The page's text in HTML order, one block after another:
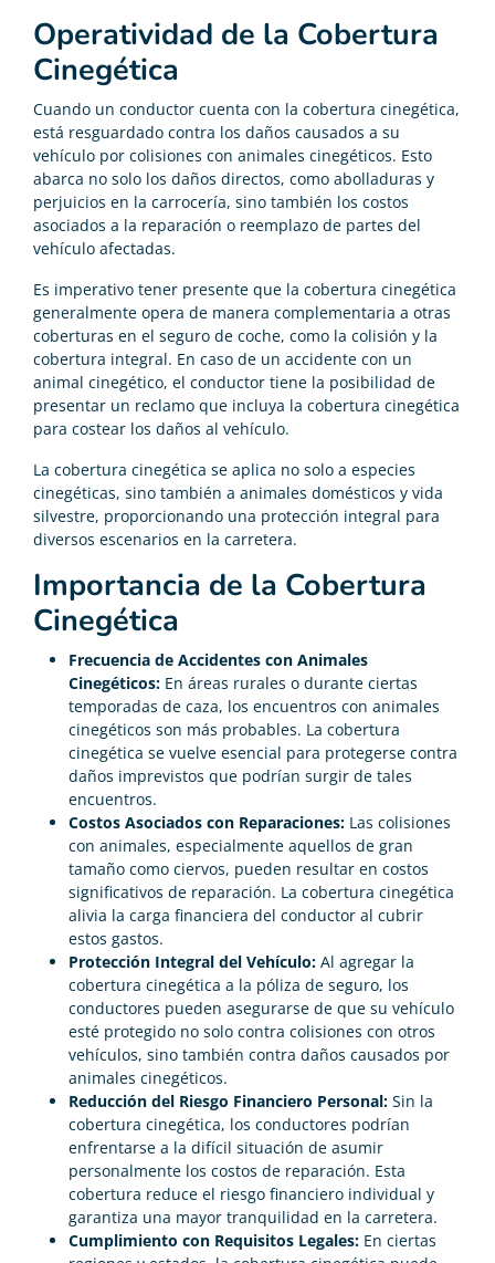
Operatividad de la Cobertura
Cinegética
Cuando un conductor cuenta con la cobertura cinegética,
está resguardado contra los daños causados a su
vehículo por colisiones con animales cinegéticos. Esto
abarca no solo los daños directos, como abolladuras y
perjuicios en la carrocería, sino también los costos
asociados a la reparación o reemplazo de partes del
vehículo afectadas.
Es imperativo tener presente que la cobertura cinegética
generalmente opera de manera complementaria a otras
coberturas en el seguro de coche, como la colisión y la
cobertura integral. En caso de un accidente con un
animal cinegético, el conductor tiene la posibilidad de
presentar un reclamo que incluya la cobertura cinegética
para costear los daños al vehículo.
La cobertura cinegética se aplica no solo a especies
cinegéticas, sino también a animales domésticos y vida
silvestre, proporcionando una protección integral para
diversos escenarios en la carretera.
Importancia de la Cobertura
Cinegética
Frecuencia de Accidentes con Animales
Cinegéticos: En áreas rurales o durante ciertas
temporadas de caza, los encuentros con animales
cinegéticos son más probables. La cobertura
cinegética se vuelve esencial para protegerse contra
daños imprevistos que podrían surgir de tales
encuentros.
Costos Asociados con Reparaciones: Las colisiones
con animales, especialmente aquellos de gran
tamaño como ciervos, pueden resultar en costos
significativos de reparación. La cobertura cinegética
alivia la carga financiera del conductor al cubrir
estos gastos.
Protección Integral del Vehículo: Al agregar la
cobertura cinegética a la póliza de seguro, los
conductores pueden asegurarse de que su vehículo
esté protegido no solo contra colisiones con otros
vehículos, sino también contra daños causados por
animales cinegéticos.
Reducción del Riesgo Financiero Personal: Sin la
cobertura cinegética, los conductores podrían
enfrentarse a la difícil situación de asumir
personalmente los costos de reparación. Esta
cobertura reduce el riesgo financiero individual y
garantiza una mayor tranquilidad en la carretera.
Cumplimiento con Requisitos Legales: En ciertas